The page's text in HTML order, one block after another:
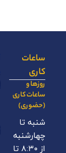
ساعات
کاری
روزها و
ساعات کاری
(حضوری)
شنبه تا
چهارشنبه
از ۸:۳۰ تا